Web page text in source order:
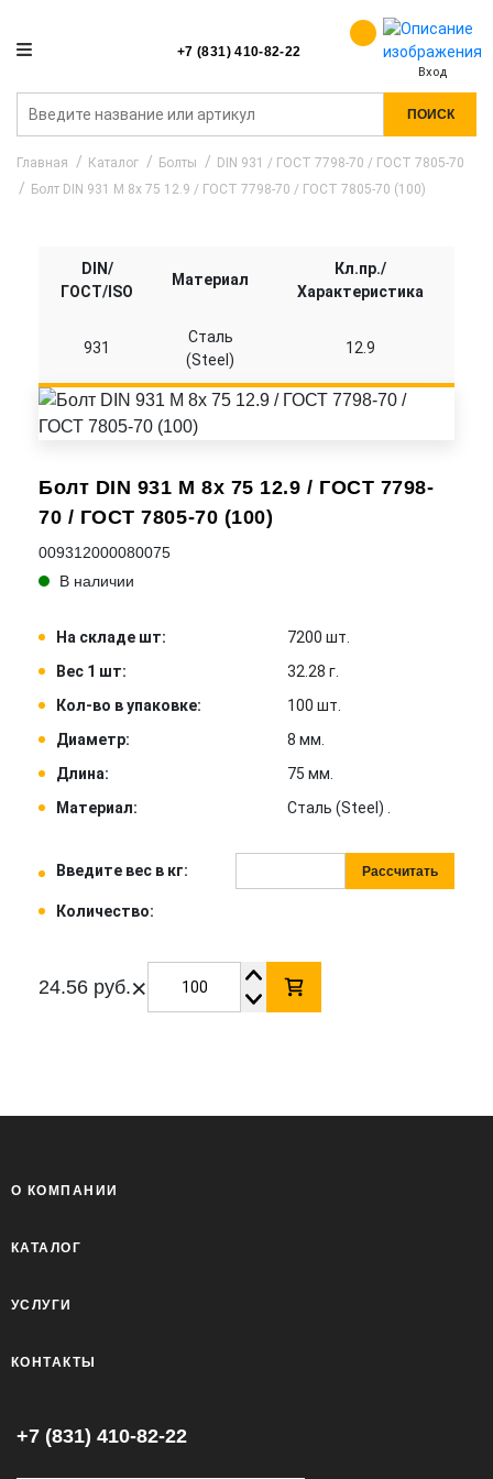
+7 (831) 410-82-22
Вход
ПОИСК
Главная Каталог Болты
DIN 931 / ГОСТ 7798-70 / ГОСТ 7805-70
Болт DIN 931 M 8x 75 12.9 / ГОСТ 7798-70 / ГОСТ 7805-70 (100)
Болт DIN 931 M 8x 75 12.9 / ГОСТ 7798-
70 / ГОСТ 7805-70 (100)
009312000080075
В наличии
На складе шт:
7200 шт.
Вес 1 шт:
32.28 г.
Кол-во в упаковке:
100 шт.
Диаметр:
8 мм.
Длина:
75 мм.
Материал:
Сталь (Steel) .
Введите вес в кг: Рассчитать
Количество:
24.56 руб.×
DIN/
ГОСТ/ISO
Материал
Кл.пр./
Характеристика
931
Сталь
(Steel)
12.9
О КОМПАНИИ
КАТАЛОГ
УСЛУГИ
КОНТАКТЫ
+7 (831) 410-82-22